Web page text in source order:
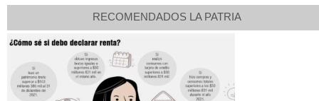
RECOMENDADOS LA PATRIA